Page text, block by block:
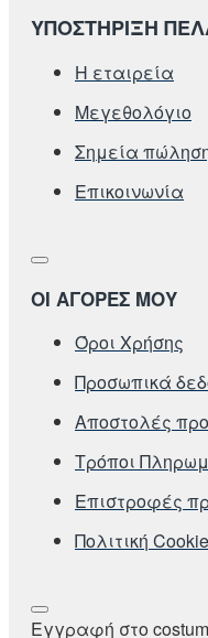
ΥΠΟΣΤΗΡΙΞΗ
Η εταιρεία
Μεγεθολόγιο
Σημεία
Επικοινωνία
ΟΙ ΑΓΟΡΕΣ ΜΟΥ
Όροι Χρήσης
Προσωπικά
Αποστολές
Τρόποι
Επιστροφές
Πολιτική
Εγγραφή στο